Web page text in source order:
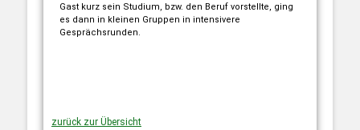
Gast kurz sein Studium, bzw. den Beruf vorstellte, ging
es dann in kleinen Gruppen in intensivere
Gesprächsrunden.
zurück zur Übersicht